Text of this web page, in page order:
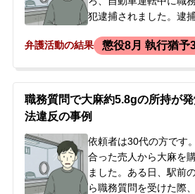
犯逮捕されました。逮
て捜査が進みました。
た。今後の裁判対応に
が、当事務所へ相談に
弁護活動の結果 懲役8月 執行猶予
職務質問で大麻約5.8gの所持が
法違反の事例
依頼者は30代の方です
合った売人から大麻を
ました。ある日、駅前
ら職務質問を受けた際